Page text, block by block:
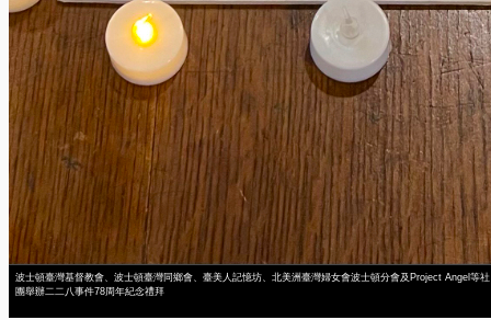
波士頓臺灣基督教會、波士頓臺灣同鄉會、臺美人記憶坊、北美洲臺灣婦女會波士頓分會及Project Angel等社
團舉辦二二八事件78周年紀念禮拜